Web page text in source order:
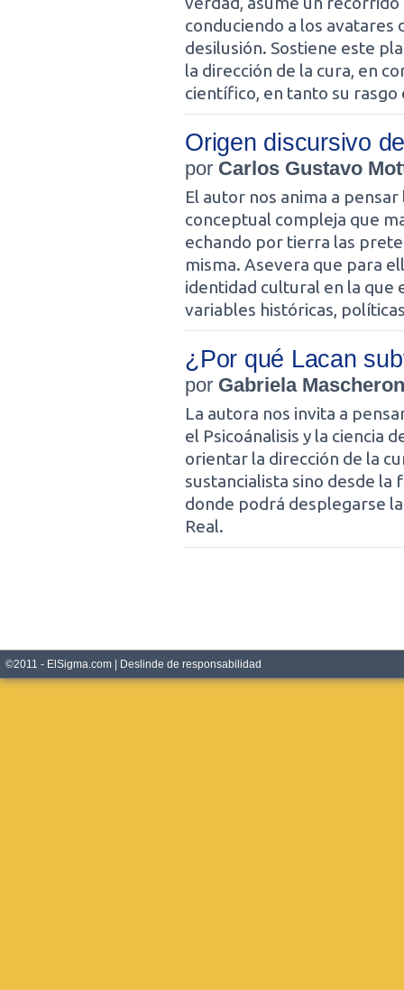
conduciendo a los avatares
desilusión. Sostiene este
la dirección de la cura, en
científico, en tanto su rasgo
Origen discursivo
por Carlos Gustavo
El autor nos anima a
conceptual compleja que
echando por tierra las
misma. Asevera que para
identidad cultural en la que
variables históricas,
¿Por qué Lacan
por Gabriela
La autora nos invita a
el Psicoánalisis y la ciencia
orientar la dirección de la
sustancialista sino desde la
donde podrá desplegarse
Real.
©2011 - ElSigma.com | Deslinde de responsabilidad